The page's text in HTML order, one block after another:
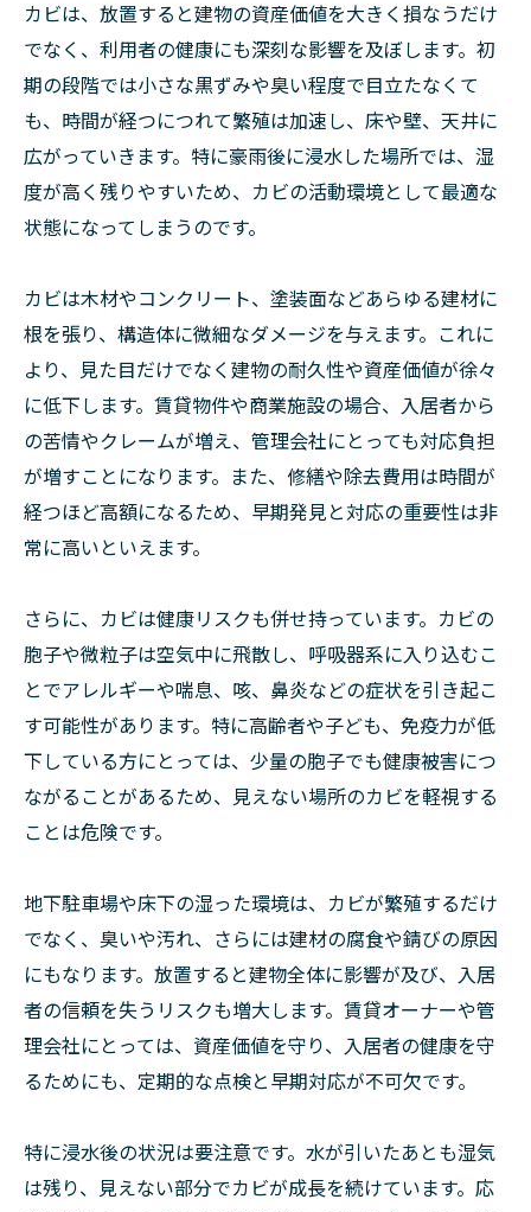
カビは、放置すると建物の資産価値を大きく損なうだけ
でなく、利用者の健康にも深刻な影響を及ぼします。初
期の段階では小さな黒ずみや臭い程度で目立たなくて
も、時間が経つにつれて繁殖は加速し、床や壁、天井に
広がっていきます。特に豪雨後に浸水した場所では、湿
度が高く残りやすいため、カビの活動環境として最適な
状態になってしまうのです。
カビは木材やコンクリート、塗装面などあらゆる建材に
根を張り、構造体に微細なダメージを与えます。これに
より、見た目だけでなく建物の耐久性や資産価値が徐々
に低下します。賃貸物件や商業施設の場合、入居者から
の苦情やクレームが増え、管理会社にとっても対応負担
が増すことになります。また、修繕や除去費用は時間が
経つほど高額になるため、早期発見と対応の重要性は非
常に高いといえます。
さらに、カビは健康リスクも併せ持っています。カビの
胞子や微粒子は空気中に飛散し、呼吸器系に入り込むこ
とでアレルギーや喘息、咳、鼻炎などの症状を引き起こ
す可能性があります。特に高齢者や子ども、免疫力が低
下している方にとっては、少量の胞子でも健康被害につ
ながることがあるため、見えない場所のカビを軽視する
ことは危険です。
地下駐車場や床下の湿った環境は、カビが繁殖するだけ
でなく、臭いや汚れ、さらには建材の腐食や錆びの原因
にもなります。放置すると建物全体に影響が及び、入居
者の信頼を失うリスクも増大します。賃貸オーナーや管
理会社にとっては、資産価値を守り、入居者の健康を守
るためにも、定期的な点検と早期対応が不可欠です。
特に浸水後の状況は要注意です。水が引いたあとも湿気
は残り、見えない部分でカビが成長を続けています。応